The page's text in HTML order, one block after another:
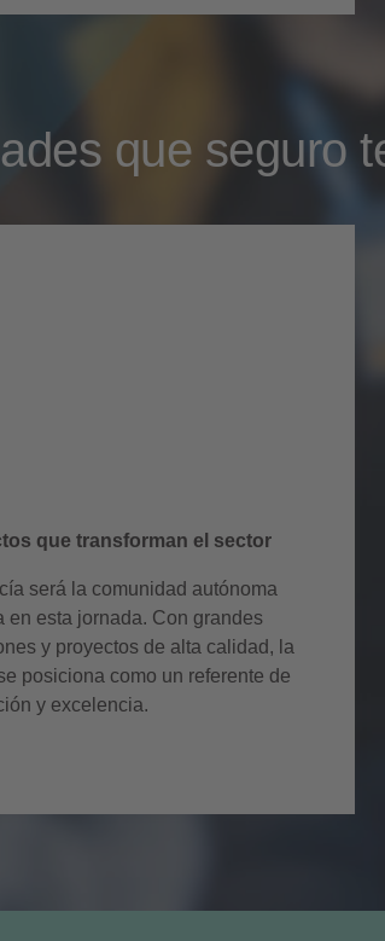
que seguro
que transforman el sector
será la comunidad autónoma
en esta jornada. Con grandes
y proyectos de alta calidad, la
posiciona como un referente de
y excelencia.